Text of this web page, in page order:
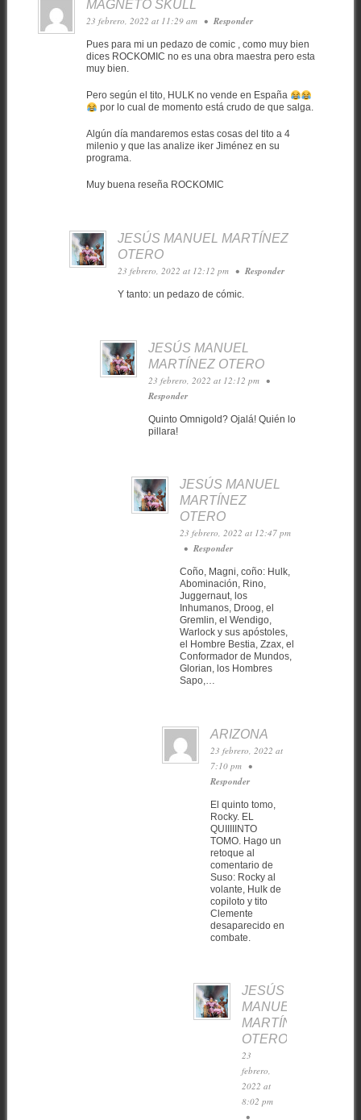
MAGNETO SKULL
23 febrero, 2022 at 11:29 am • Responder
Pues para mi un pedazo de comic , como muy bien
dices ROCKOMIC no es una obra maestra pero esta
muy bien.
Pero según el tito, HULK no vende en España
por lo cual de momento está crudo de que salga.
Algún día mandaremos estas cosas del tito a 4
milenio y que las analize iker Jiménez en su
programa.
Muy buena reseña ROCKOMIC
JESÚS MANUEL MARTÍNEZ
OTERO
23 febrero, 2022 at 12:12 pm • Responder
Y tanto: un pedazo de cómic.
JESÚS MANUEL
MARTÍNEZ OTERO
23 febrero, 2022 at 12:12 pm •
Responder
Quinto Omnigold? Ojalá! Quién lo
pillara!
JESÚS MANUEL
MARTÍNEZ
OTERO
23 febrero, 2022 at 12:47 pm
• Responder
Coño, Magni, coño: Hulk,
Abominación, Rino,
Juggernaut, los
Inhumanos, Droog, el
Gremlin, el Wendigo,
Warlock y sus apóstoles,
el Hombre Bestia, Zzax, el
Conformador de Mundos,
Glorian, los Hombres
Sapo,…
ARIZONA
23 febrero, 2022 at
7:10 pm •
Responder
El quinto tomo,
Rocky. EL
QUIIIIINTO
TOMO. Hago un
retoque al
comentario de
Suso: Rocky al
volante, Hulk de
copiloto y tito
Clemente
desaparecido en
combate.
JESÚS
MANUEL
MARTÍNEZ
OTERO
23
febrero,
2022 at
8:02 pm
•